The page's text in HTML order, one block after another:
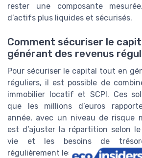
rester une composante
d’actifs plus liquides et sécurisés.
Comment sécuriser le
générant des revenus
Pour sécuriser le capital tout en
réguliers, il est possible de
immobilier locatif et SCPI. Ces
que les millions d’euros
année, avec un niveau de risque
est d’ajuster la répartition selon
vie et les besoins de
régulièrement les rendements nets